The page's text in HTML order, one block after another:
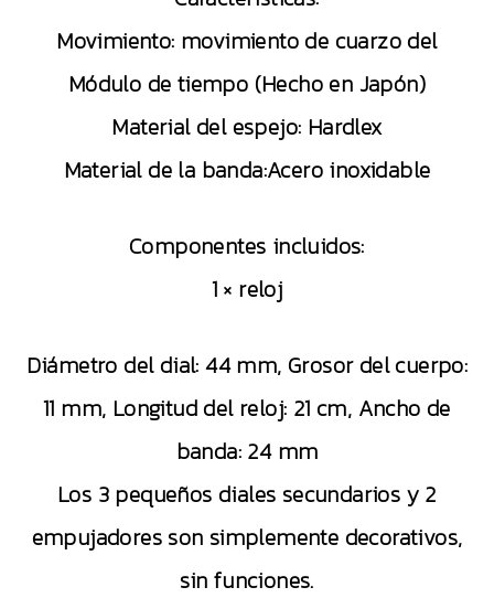
Movimiento: movimiento de cuarzo del
Módulo de tiempo (Hecho en Japón)
Material del espejo: Hardlex
Material de la banda:Acero inoxidable
Componentes incluidos:
1 × reloj
Diámetro del dial: 44 mm, Grosor del cuerpo:
11 mm, Longitud del reloj: 21 cm, Ancho de
banda: 24 mm
Los 3 pequeños diales secundarios y 2
empujadores son simplemente decorativos,
sin funciones.